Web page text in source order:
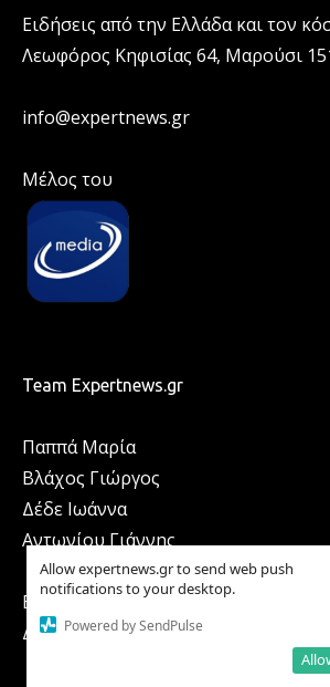
Allow expertnews.gr to send web push
notifications to your desktop.
Powered by SendPulse
Ειδήσεις από την Ελλάδα και τον
Λεωφόρος Κηφισίας 64, Μαρούσι
info@expertnews.gr
Μέλος του
Team Expertnews.gr
Παππά Μαρία
Βλάχος Γιώργος
Δέδε Ιωάννα
Αντωνίου Γιάννης
ΕΠΙΚΟΙΝΩΝΙΑ
ΔΙΑΦΗΜΙΣΗ